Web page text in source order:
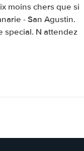
moins chers que si
- San Agustin.
special. N attendez